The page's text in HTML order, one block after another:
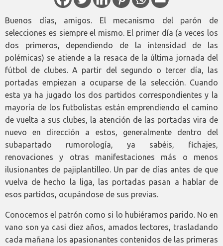
Buenos días, amigos. El mecanismo del parón de
selecciones es siempre el mismo. El primer día (a veces los
dos primeros, dependiendo de la intensidad de las
polémicas) se atiende a la resaca de la última jornada del
fútbol de clubes. A partir del segundo o tercer día, las
portadas empiezan a ocuparse de la selección. Cuando
esta ya ha jugado los dos partidos correspondientes y la
mayoría de los futbolistas están emprendiendo el camino
de vuelta a sus clubes, la atención de las portadas vira de
nuevo en dirección a estos, generalmente dentro del
subapartado rumorología, ya sabéis, fichajes,
renovaciones y otras manifestaciones más o menos
ilusionantes de pajiplantilleo. Un par de días antes de que
vuelva de hecho la liga, las portadas pasan a hablar de
esos partidos, ocupándose de sus previas.
Conocemos el patrón como si lo hubiéramos parido. No en
vano son ya casi diez años, amados lectores, trasladando
cada mañana los apasionantes contenidos de las primeras